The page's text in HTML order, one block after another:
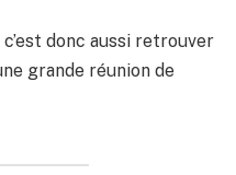
donc aussi retrouver
grande réunion de